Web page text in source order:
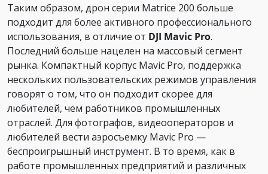
Таким образом, дрон серии Matrice 200 больше
подходит для более активного профессионального
использования, в отличие от DJI Mavic Pro.
Последний больше нацелен на массовый сегмент
рынка. Компактный корпус Mavic Pro, поддержка
нескольких пользовательских режимов управления
говорят о том, что он подходит скорее для
любителей, чем работников промышленных
отраслей. Для фотографов, видеооператоров и
любителей вести аэросъемку Mavic Pro —
беспроигрышный инструмент. В то время, как в
работе промышленных предприятий и различных